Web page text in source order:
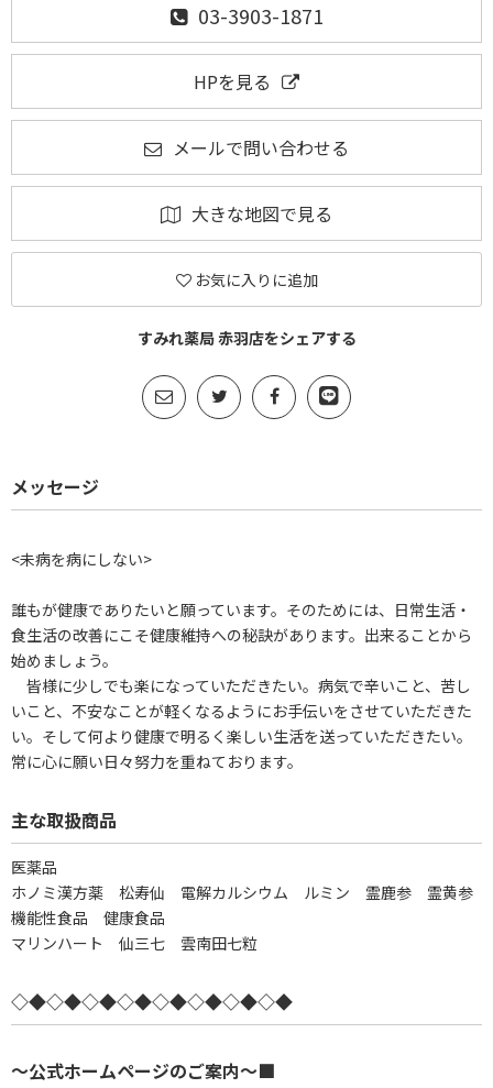
03-3903-1871
HPを見る
メールで問い合わせる
大きな地図で見る
お気に入りに追加
すみれ薬局 赤羽店をシェアする
メッセージ
<未病を病にしない>
誰もが健康でありたいと願っています。そのためには、日常生活・
食生活の改善にこそ健康維持への秘訣があります。出来ることから
始めましょう。
皆様に少しでも楽になっていただきたい。病気で辛いこと、苦し
いこと、不安なことが軽くなるようにお手伝いをさせていただきた
い。そして何より健康で明るく楽しい生活を送っていただきたい。
常に心に願い日々努力を重ねております。
主な取扱商品
医薬品
ホノミ漢方薬 松寿仙 電解カルシウム ルミン 霊鹿参 霊黄参
機能性食品 健康食品
マリンハート 仙三七 雲南田七粒
◇◆◇◆◇◆◇◆◇◆◇◆◇◆◇◆
～公式ホームページのご案内～■